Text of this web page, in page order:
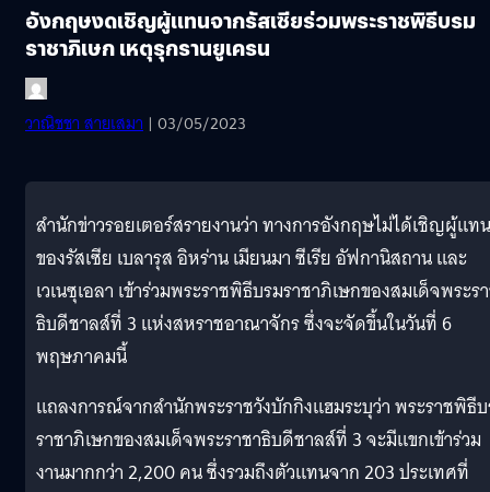
อังกฤษงดเชิญผู้แทนจากรัสเซียร่วมพระราชพิธีบรม
ราชาภิเษก เหตุรุกรานยูเครน
วาณิชชา สายเสมา | 03/05/2023
สำนักข่าวรอยเตอร์สรายงานว่า ทางการอังกฤษไม่ได้เชิญผู้แทน
ของรัสเซีย เบลารุส อิหร่าน เมียนมา ซีเรีย อัฟกานิสถาน และ
เวเนซุเอลา เข้าร่วมพระราชพิธีบรมราชาภิเษกของสมเด็จพระร
ธิบดีชาลส์ที่ 3 แห่งสหราชอาณาจักร ซึ่งจะจัดขึ้นในวันที่ 6
พฤษภาคมนี้
แถลงการณ์จากสำนักพระราชวังบักกิงแฮมระบุว่า พระราชพิธี
ราชาภิเษกของสมเด็จพระราชาธิบดีชาลส์ที่ 3 จะมีแขกเข้าร่วม
งานมากกว่า 2,200 คน ซึ่งรวมถึงตัวแทนจาก 203 ประเทศที่